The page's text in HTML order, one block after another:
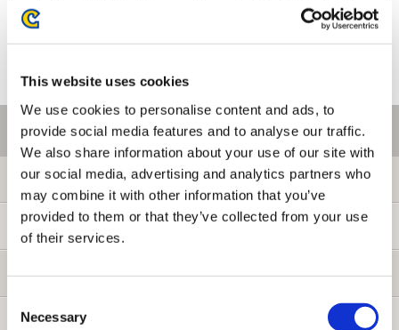
This website uses cookies
We use cookies to personalise content and ads, to
provide social media features and to analyse our traffic.
We also share information about your use of our site with
our social media, advertising and analytics partners who
may combine it with other information that you’ve
provided to them or that they’ve collected from your use
of their services.
Consent
Selection
Necessary
ご利用情報
初めての方へ
ご利用ガイド
よくある質問
お問い合わせ